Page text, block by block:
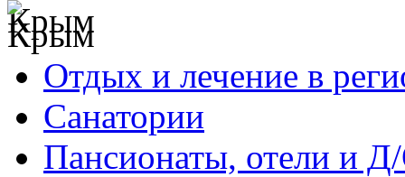
Крым
Отдых и лечение в
Санатории
Пансионаты, отели и